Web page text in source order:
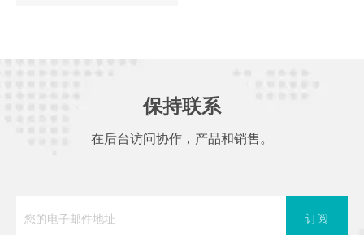
保持联系
在后台访问协作，产品和销售。
订阅